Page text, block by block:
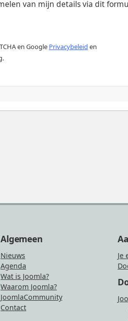
van mijn details via dit
en Google Privacybeleid en
Algemeen
Nieuws
Agenda
Wat is Joomla?
Waarom Joomla?
JoomlaCommunity
Contact
Je